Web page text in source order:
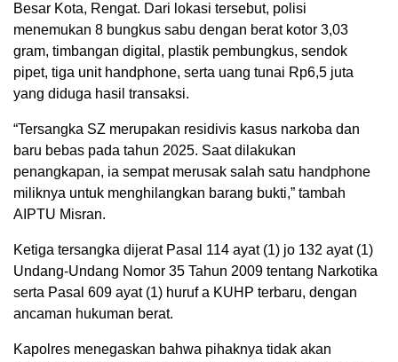
Besar Kota, Rengat. Dari lokasi tersebut, polisi
menemukan 8 bungkus sabu dengan berat kotor 3,03
gram, timbangan digital, plastik pembungkus, sendok
pipet, tiga unit handphone, serta uang tunai Rp6,5 juta
yang diduga hasil transaksi.
“Tersangka SZ merupakan residivis kasus narkoba dan
baru bebas pada tahun 2025. Saat dilakukan
penangkapan, ia sempat merusak salah satu handphone
miliknya untuk menghilangkan barang bukti,” tambah
AIPTU Misran.
Ketiga tersangka dijerat Pasal 114 ayat (1) jo 132 ayat (1)
Undang-Undang Nomor 35 Tahun 2009 tentang Narkotika
serta Pasal 609 ayat (1) huruf a KUHP terbaru, dengan
ancaman hukuman berat.
Kapolres menegaskan bahwa pihaknya tidak akan